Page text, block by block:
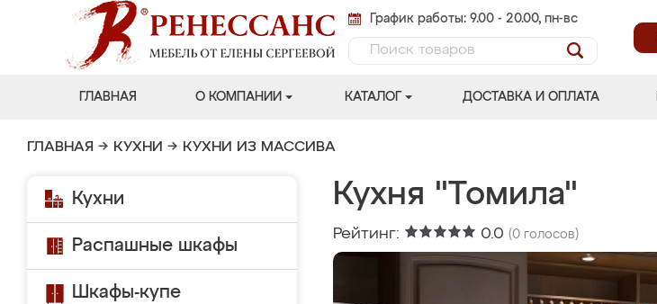
График работы: 9.00 - 20.00, пн-вс
ГЛАВНАЯ О КОМПАНИИ КАТАЛОГ ДОСТАВКА И ОПЛАТА
ГЛАВНАЯ → КУХНИ → КУХНИ ИЗ МАССИВА
Кухни
Распашные шкафы
Шкафы-купе
Кухня "Томила"
Рейтинг: 0.0 (0 голосов)